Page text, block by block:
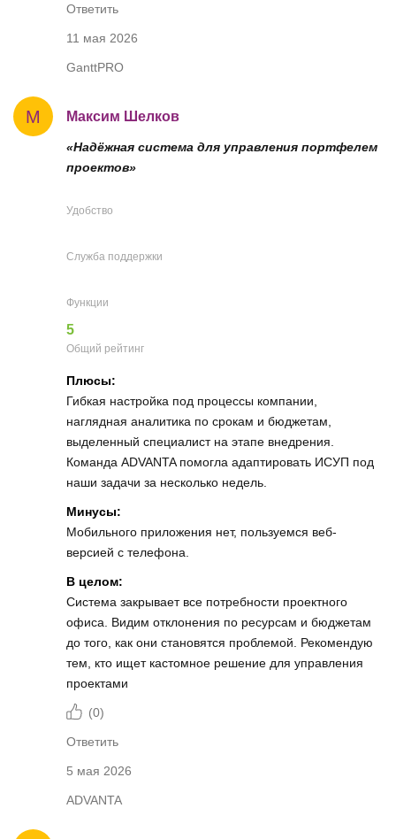
Ответить
11 мая 2026
GanttPRO
М Максим Шелков
«Надёжная система для управления портфелем
проектов»
Удобство
Служба поддержки
Функции
5
Общий рейтинг
Плюсы:
Гибкая настройка под процессы компании,
наглядная аналитика по срокам и бюджетам,
выделенный специалист на этапе внедрения.
Команда ADVANTA помогла адаптировать ИСУП под
наши задачи за несколько недель.
Минусы:
Мобильного приложения нет, пользуемся веб-
версией с телефона.
В целом:
Система закрывает все потребности проектного
офиса. Видим отклонения по ресурсам и бюджетам
до того, как они становятся проблемой. Рекомендую
тем, кто ищет кастомное решение для управления
проектами
(0)
Ответить
5 мая 2026
ADVANTA